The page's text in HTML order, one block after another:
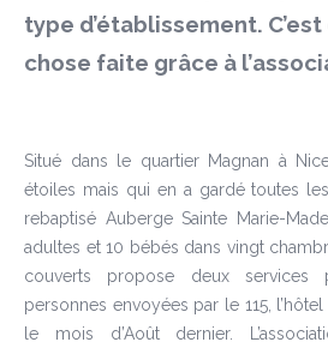
type d’établissement.
chose faite grâce à
Situé dans le quartier Magnan à
étoiles mais qui en a gardé toutes
rebaptisé Auberge Sainte Marie-
adultes et 10 bébés dans vingt
couverts propose deux services
personnes envoyées par le 115,
le mois d’Août dernier.